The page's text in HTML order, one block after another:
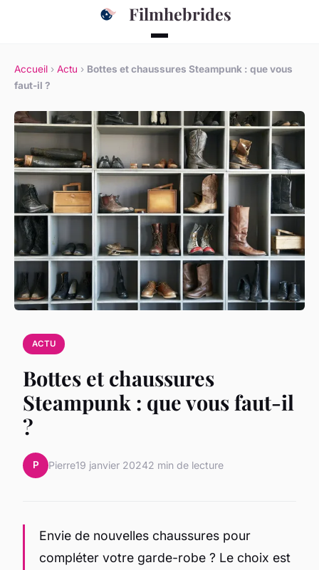
Filmhebrides
Accueil › Actu › Bottes et chaussures Steampunk : que vous
faut-il ?
ACTU
Bottes et chaussures
Steampunk : que vous faut-il
?
P Pierre19 janvier 20242 min de lecture
Envie de nouvelles chaussures pour
compléter votre garde-robe ? Le choix est